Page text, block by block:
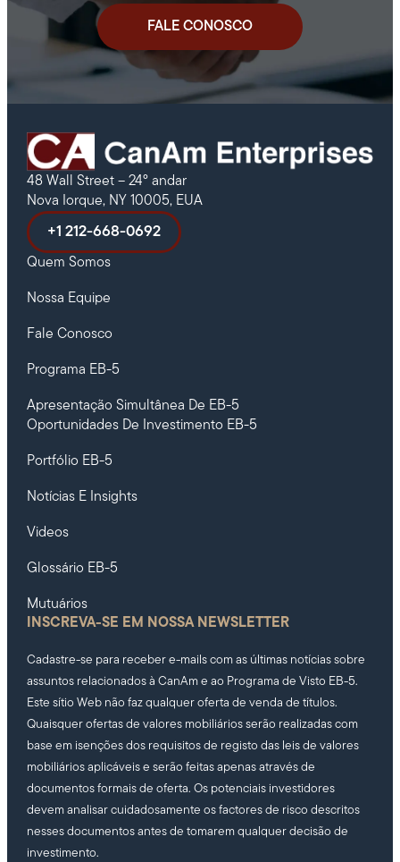
FALE CONOSCO
48 Wall Street – 24º andar
Nova Iorque, NY 10005, EUA
+1 212-668-0692
Quem Somos
Nossa Equipe
Fale Conosco
Programa EB-5
Apresentação Simultânea De EB-5
Oportunidades De Investimento EB-5
Portfólio EB-5
Notícias E Insights
Videos
Glossário EB-5
Mutuários
INSCREVA-SE EM NOSSA NEWSLETTER
Cadastre-se para receber e-mails com as últimas notícias sobre
assuntos relacionados à CanAm e ao Programa de Visto EB-5.
Este sítio Web não faz qualquer oferta de venda de títulos.
Quaisquer ofertas de valores mobiliários serão realizadas com
base em isenções dos requisitos de registo das leis de valores
mobiliários aplicáveis e serão feitas apenas através de
documentos formais de oferta. Os potenciais investidores
devem analisar cuidadosamente os factores de risco descritos
nesses documentos antes de tomarem qualquer decisão de
investimento.